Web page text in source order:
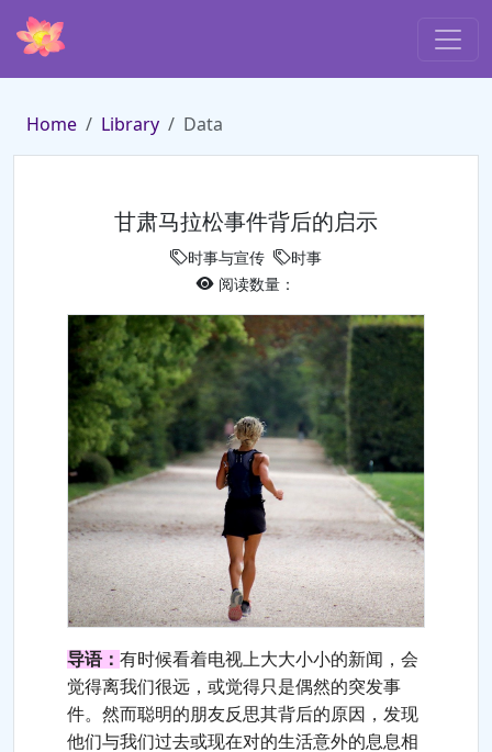
Home Library Data
甘肃马拉松事件背后的启示
时事与宣传
时事
阅读数量：
导语： 有时候看着电视上大大小小的新闻，会
觉得离我们很远，或觉得只是偶然的突发事
件。然而聪明的朋友反思其背后的原因，发现
他们与我们过去或现在对的生活意外的息息相